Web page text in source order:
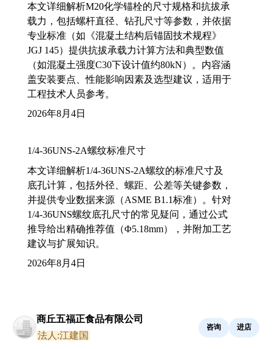
本文详细解析M20化学锚栓的尺寸规格和抗拔承
载力，包括螺杆直径、钻孔尺寸等参数，并依据
专业标准（如《混凝土结构后锚固技术规程》
JGJ 145）提供抗拔承载力计算方法和典型数值
（如混凝土强度C30下设计值约80kN）。内容涵
盖安装要点、性能影响因素及选型建议，适用于
工程技术人员参考。
2026年8月4日
1/4-36UNS-2A螺纹标准尺寸
本文详细解析1/4-36UNS-2A螺纹的标准尺寸及
底孔计算，包括外径、螺距、公差等关键参数，
并提供专业数据来源（ASME B1.1标准）。针对
1/4-36UNS螺纹底孔尺寸的常见疑问，通过公式
推导给出精确推荐值（Φ5.18mm），并附加工艺
建议与扩展知识。
2026年8月4日
商丘五福正食品有限公司
法人:江建国
咨询 进店